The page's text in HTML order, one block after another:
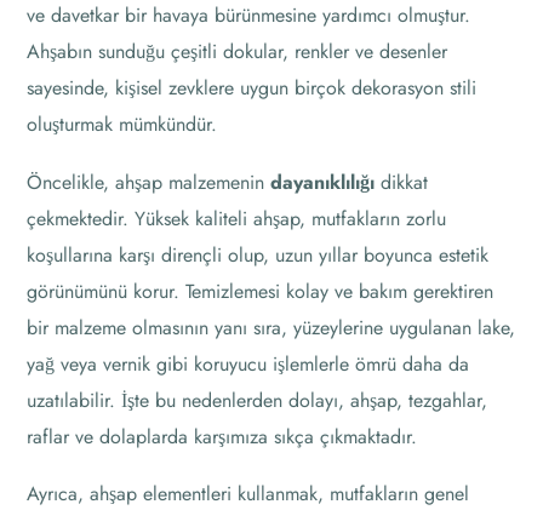
ve davetkar bir havaya bürünmesine yardımcı olmuştur.
Ahşabın sunduğu çeşitli dokular, renkler ve desenler
sayesinde, kişisel zevklere uygun birçok dekorasyon stili
oluşturmak mümkündür.
Öncelikle, ahşap malzemenindayanıklılığı dikkat
çekmektedir. Yüksek kaliteli ahşap, mutfakların zorlu
koşullarına karşı dirençli olup, uzun yıllar boyunca estetik
görünümünü korur. Temizlemesi kolay ve bakım gerektiren
bir malzeme olmasının yanı sıra, yüzeylerine uygulanan lake,
yağ veya vernik gibi koruyucu işlemlerle ömrü daha da
uzatılabilir. İşte bu nedenlerden dolayı, ahşap, tezgahlar,
raflar ve dolaplarda karşımıza sıkça çıkmaktadır.
Ayrıca, ahşap elementleri kullanmak, mutfakların genel